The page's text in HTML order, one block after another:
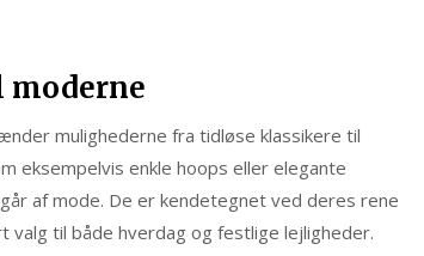
moderne
mulighederne fra tidløse klassikere til
eksempelvis enkle hoops eller elegante
af mode. De er kendetegnet ved deres rene
valg til både hverdag og festlige lejligheder.